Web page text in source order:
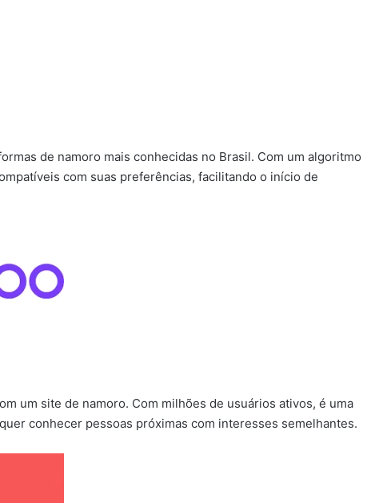
de namoro mais conhecidas no Brasil. Com um algoritmo
com suas preferências, facilitando o início de
um site de namoro. Com milhões de usuários ativos, é uma
conhecer pessoas próximas com interesses semelhantes.